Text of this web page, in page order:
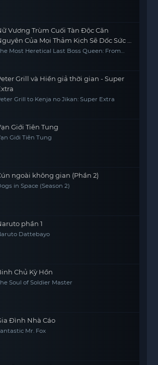
Vương Trùm Cuối Tàn Độc Căn
Của Mọi Thảm Kịch Sẽ Dốc Sức Vì
Dân (Phần 2)
Most Heretical Last Boss Queen: From
Grill và Hiền giả thời gian - Super
Grill to Kenja no Jikan: Super Extra
Giới Tiên Tung
Giới Tiên Tung
ngoài không gian (Phần 2)
in Space (Season 2)
phần 1
Dattebayo
Chủ Kỳ Hồn
Soul of Soldier Master
Đình Nhà Cáo
Mr. Fox